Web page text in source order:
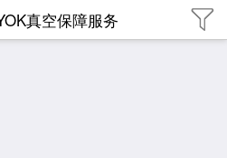
真空保障服务